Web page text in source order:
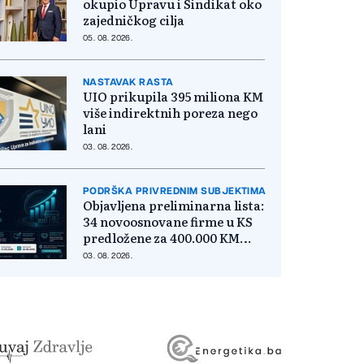
zajedničkog cilja
05. 08. 2026.
NASTAVAK RASTA
UIO prikupila 395 miliona KM
više indirektnih poreza nego
lani
03. 08. 2026.
PODRŠKA PRIVREDNIM SUBJEKTIMA
Objavljena preliminarna lista:
34 novoosnovane firme u KS
predložene za 400.000 KM
poticaja
03. 08. 2026.